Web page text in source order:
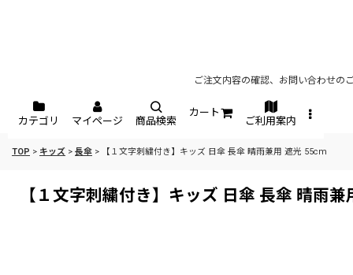
ご注文内容の確認、お問い合わせの
カテゴリ マイページ 商品検索
カート
ご利用案内
TOP > キッズ > 長傘 > 【１文字刺繍付き】キッズ 日傘 長傘 晴雨兼用 遮光 55cm
【１文字刺繍付き】キッズ 日傘 長傘 晴雨